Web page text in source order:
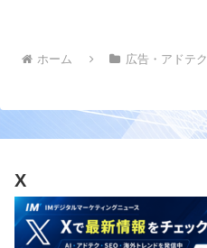
ホーム 広告・アドテク
X